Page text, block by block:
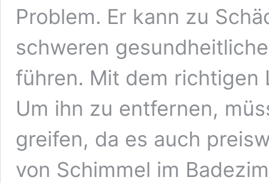
Problem. Er kann zu
schweren
führen. Mit dem richtigen
Um ihn zu entfernen,
greifen, da es auch
von Schimmel im